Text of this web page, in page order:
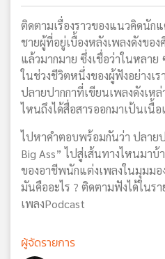
ติดตามเรื่องราวของแนวคิดนัก
ชายผู้ที่อยู่เบื้องหลังเพลงดังขอ
แล้วมากมาย ซึ่งเชื่อว่าในหลาย
ในช่วงชีวิตหนึ่งของผู้ฟังอย่างเ
ปลายปากกาที่เขียนเพลงดังเห
ไหนถึงได้สื่อสารออกมาเป้นเนื้
ไปหาคำตอบพร้อมกันว่า ปลาย
Big Ass” ไปสู่เส้นทางไหนมาบ้
ของอาชีพนักแต่งเพลงในมุมมอ
มันคืออะไร ? ติดตามฟังได้ในร
เพลงPodcast
ผู้จัดรายการ